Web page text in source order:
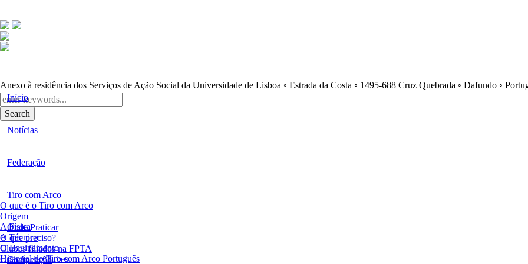
Anexo à residência dos Serviços de Ação Social da Universidade de Lisboa ◦ Estrada da Costa ◦ 1495-688 Cruz Quebrada ◦ Dafundo ◦
Search
Início
Notícias
Federação
Tiro com Arco
O que é o Tiro com Arco
Origem
A Física
A Técnica
O Equipamento
Historial do Tiro com Arco Português
Onde Praticar
O que preciso?
Clubes filiados na FPTA
Criação de Clubes
Competição